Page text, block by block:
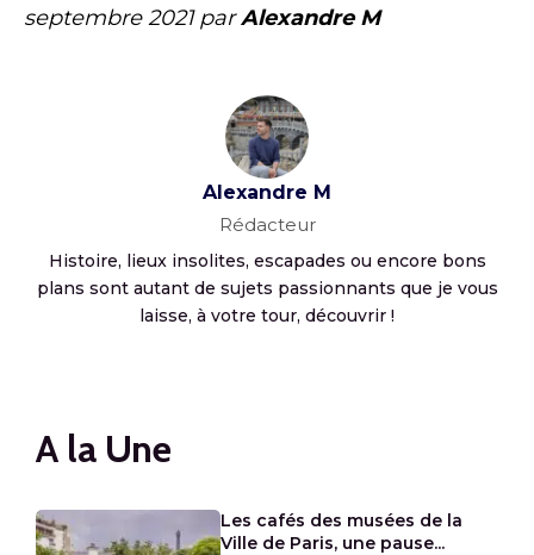
septembre 2021parAlexandre M
Alexandre M
Rédacteur
Histoire, lieux insolites, escapades ou encore bons
plans sont autant de sujets passionnants que je vous
laisse, à votre tour, découvrir !
A la Une
Les cafés des musées de la
Ville de Paris, une pause...